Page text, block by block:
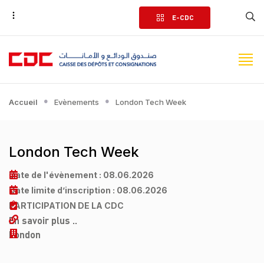
Aller
contenu
principal
E-CDC
Accueil Evènements London Tech Week
London Tech Week
Date de l'évènement : 08.06.2026
Date limite d’inscription : 08.06.2026
PARTICIPATION DE LA CDC
En savoir plus ..
London